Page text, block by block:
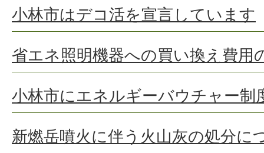
小林市はデコ活を宣言しています
省エネ照明機器への買い換え費用
小林市にエネルギーバウチャー制
新燃岳噴火に伴う火山灰の処分に